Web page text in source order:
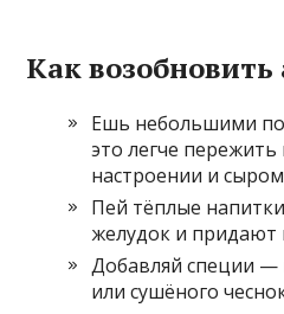
Как возобновить
Ешь небольшими
это легче
настроении и
Пей тёплые
желудок и придают
Добавляй специи —
или сушёного